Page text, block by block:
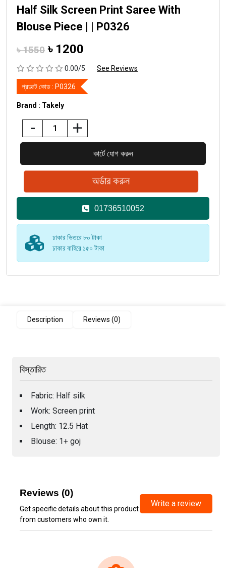
Half Silk Screen Print Saree With
Blouse Piece | | P0326
৳ 1550 ৳ 1200
0.00/5 See Reviews
প্রডাক্ট কোড : P0326
Brand : Takely
- +
01736510052
ঢাকার ভিতরে ৮০ টাকা
ঢাকার বাহিরে ১৫০ টাকা
Description Reviews (0)
বিস্তারিত
Fabric: Half silk
Work: Screen print
Length: 12.5 Hat
Blouse: 1+ goj
Reviews (0)
Get specific details about this product
from customers who own it.
Write a review